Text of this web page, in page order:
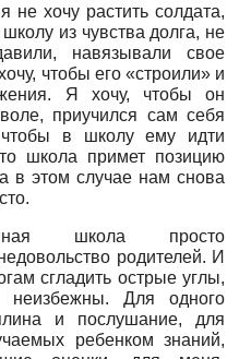
не хочу растить солдата,
из чувства долга, не
навязывали свое
чтобы его «строили» и
Я хочу, чтобы он
приучился сам себя
чтобы в школу ему идти
школа примет позицию
в этом случае нам снова
школа просто
родителей. И
сгладить острые углы,
неизбежны. Для одного
и послушание, для
ребенком знаний,